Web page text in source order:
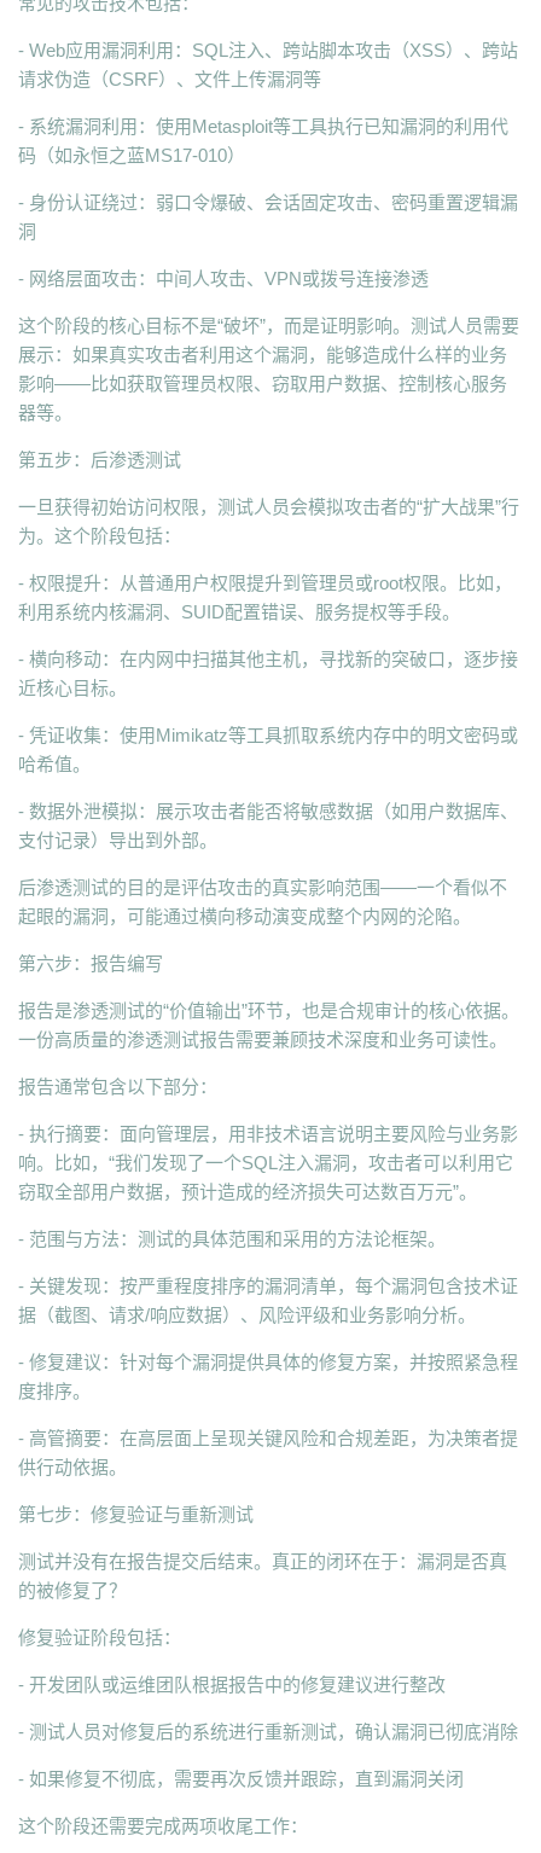
- Web应用漏洞利用：SQL注入、跨站脚本攻击（XSS）、跨站
请求伪造（CSRF）、文件上传漏洞等
- 系统漏洞利用：使用Metasploit等工具执行已知漏洞的利用代
码（如永恒之蓝MS17-010）
- 身份认证绕过：弱口令爆破、会话固定攻击、密码重置逻辑漏
洞
- 网络层面攻击：中间人攻击、VPN或拨号连接渗透
这个阶段的核心目标不是“破坏”，而是证明影响。测试人员需要
展示：如果真实攻击者利用这个漏洞，能够造成什么样的业务
影响——比如获取管理员权限、窃取用户数据、控制核心服务
器等。
第五步：后渗透测试
一旦获得初始访问权限，测试人员会模拟攻击者的“扩大战果”行
为。这个阶段包括：
- 权限提升：从普通用户权限提升到管理员或root权限。比如，
利用系统内核漏洞、SUID配置错误、服务提权等手段。
- 横向移动：在内网中扫描其他主机，寻找新的突破口，逐步接
近核心目标。
- 凭证收集：使用Mimikatz等工具抓取系统内存中的明文密码或
哈希值。
- 数据外泄模拟：展示攻击者能否将敏感数据（如用户数据库、
支付记录）导出到外部。
后渗透测试的目的是评估攻击的真实影响范围——一个看似不
起眼的漏洞，可能通过横向移动演变成整个内网的沦陷。
第六步：报告编写
报告是渗透测试的“价值输出”环节，也是合规审计的核心依据。
一份高质量的渗透测试报告需要兼顾技术深度和业务可读性。
报告通常包含以下部分：
- 执行摘要：面向管理层，用非技术语言说明主要风险与业务影
响。比如，“我们发现了一个SQL注入漏洞，攻击者可以利用它
窃取全部用户数据，预计造成的经济损失可达数百万元”。
- 范围与方法：测试的具体范围和采用的方法论框架。
- 关键发现：按严重程度排序的漏洞清单，每个漏洞包含技术证
据（截图、请求/响应数据）、风险评级和业务影响分析。
- 修复建议：针对每个漏洞提供具体的修复方案，并按照紧急程
度排序。
- 高管摘要：在高层面上呈现关键风险和合规差距，为决策者提
供行动依据。
第七步：修复验证与重新测试
测试并没有在报告提交后结束。真正的闭环在于：漏洞是否真
的被修复了？
修复验证阶段包括：
- 开发团队或运维团队根据报告中的修复建议进行整改
- 测试人员对修复后的系统进行重新测试，确认漏洞已彻底消除
- 如果修复不彻底，需要再次反馈并跟踪，直到漏洞关闭
这个阶段还需要完成两项收尾工作：